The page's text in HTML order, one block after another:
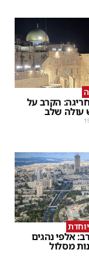
הקרב על
עולה שלב
אלפי נהגים
מסלול